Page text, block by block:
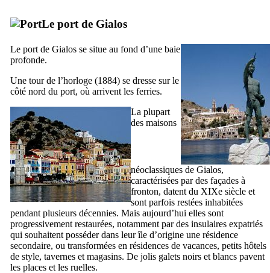
Le port de Gialos
Le port de Gialos se situe au fond d’une baie
profonde.
Une tour de l’horloge (1884) se dresse sur le
côté nord du port, où arrivent les ferries.
La plupart
des maisons
néoclassiques de Gialos,
caractérisées par des façades à
fronton, datent du XIXe siècle et
sont parfois restées inhabitées
pendant plusieurs décennies. Mais aujourd’hui elles sont
progressivement restaurées, notamment par des insulaires expatriés
qui souhaitent posséder dans leur île d’origine une résidence
secondaire, ou transformées en résidences de vacances, petits hôtels
de style, tavernes et magasins. De jolis galets noirs et blancs pavent
les places et les ruelles.